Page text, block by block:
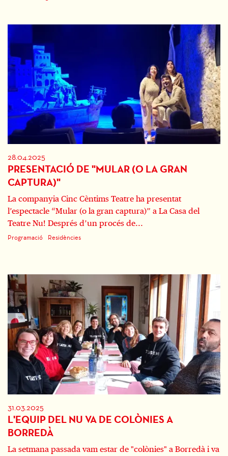
28.04.2025
PRESENTACIÓ DE "MULAR (O LA GRAN
CAPTURA)"
La companyia Cinc Cèntims Teatre ha presentat
l’espectacle “Mular (o la gran captura)” a La Casa del
Teatre Nu! Després d’un procés de...
Programació Residències
31.03.2025
L'EQUIP DEL NU VA DE COLÒNIES A
BORREDÀ
La setmana passada vam estar de "colònies" a Borredà i va